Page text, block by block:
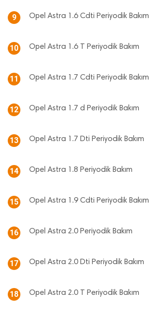
9 Opel Astra 1.6 Cdti Periyodik Bakım
10 Opel Astra 1.6 T Periyodik Bakım
11 Opel Astra 1.7 Cdti Periyodik Bakım
12 Opel Astra 1.7 d Periyodik Bakım
13 Opel Astra 1.7 Dti Periyodik Bakım
14 Opel Astra 1.8 Periyodik Bakım
15 Opel Astra 1.9 Cdti Periyodik Bakım
16 Opel Astra 2.0 Periyodik Bakım
17 Opel Astra 2.0 Dti Periyodik Bakım
18 Opel Astra 2.0 T Periyodik Bakım